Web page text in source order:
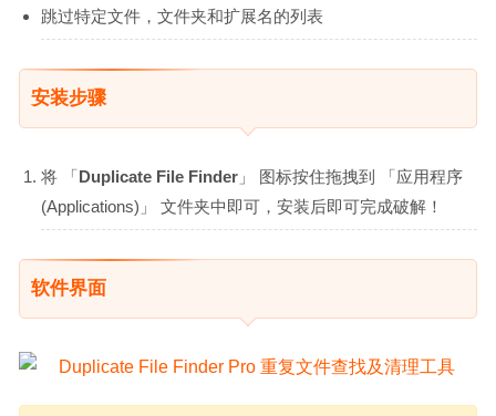
跳过特定文件，文件夹和扩展名的列表
安装步骤
将 「Duplicate File Finder 」 图标按住拖拽到 「应用程序
(Applications)」 文件夹中即可，安装后即可完成破解！
软件界面